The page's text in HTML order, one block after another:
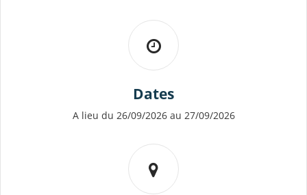
Dates
A lieu du 26/09/2026 au 27/09/2026